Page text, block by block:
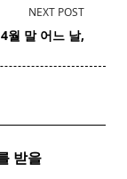
NEXT POST
월 말 어느 날,
받을